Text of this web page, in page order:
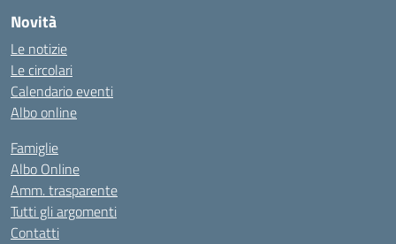
Novità
Le notizie
Le circolari
Calendario eventi
Albo online
Famiglie
Albo Online
Amm. trasparente
Tutti gli argomenti
Contatti